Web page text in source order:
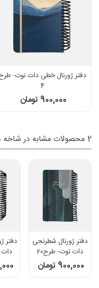
دفتر ژورنال خطی دات نوت-
4
900,000 تومان
2 محصولات مشابه در شاخه های مختلف:
دفتر ژورنال شطرنجی
دات نوت- طرح20
900,000 تومان
دفتر
دات